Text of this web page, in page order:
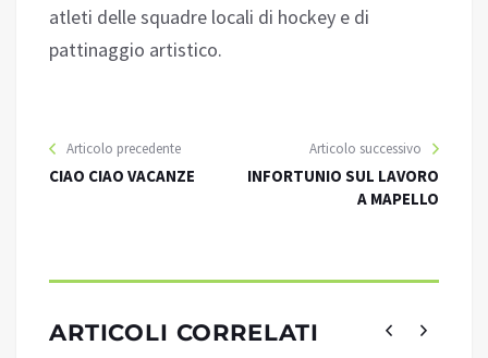
atleti delle squadre locali di hockey e di
pattinaggio artistico.
Articolo precedente
CIAO CIAO VACANZE
Articolo successivo
INFORTUNIO SUL LAVORO
A MAPELLO
ARTICOLI CORRELATI